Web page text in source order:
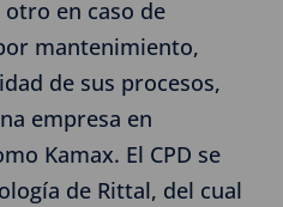
en caso de
mantenimiento,
de sus procesos,
empresa en
Kamax. El CPD se
de Rittal, del cual